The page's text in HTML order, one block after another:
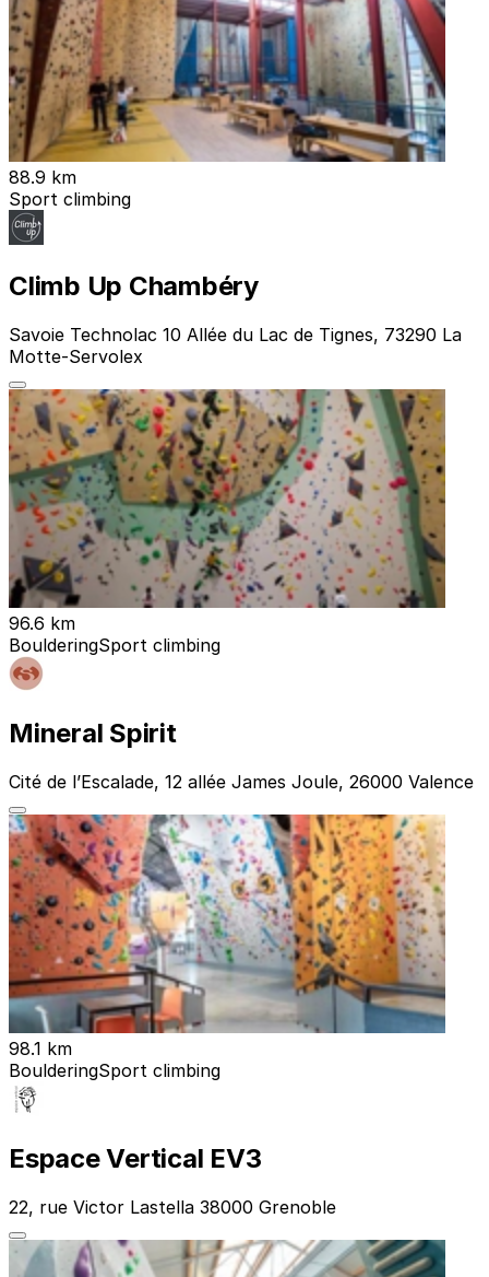
88.9 km
Sport climbing
Climb Up Chambéry
Savoie Technolac 10 Allée du Lac de Tignes, 73290 La
Motte-Servolex
96.6 km
BoulderingSport climbing
Mineral Spirit
Cité de l’Escalade, 12 allée James Joule, 26000 Valence
98.1 km
BoulderingSport climbing
Espace Vertical EV3
22, rue Victor Lastella 38000 Grenoble